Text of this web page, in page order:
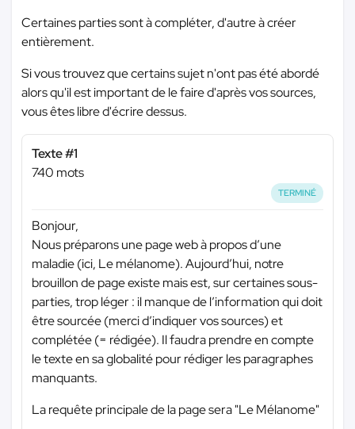
Certaines parties sont à compléter, d'autre à créer
entièrement.
Si vous trouvez que certains sujet n'ont pas été abordé
alors qu'il est important de le faire d'après vos sources,
vous êtes libre d'écrire dessus.
Texte #1
740 mots
TERMINÉ
Bonjour,
Nous préparons une page web à propos d’une
maladie (ici, Le mélanome). Aujourd’hui, notre
brouillon de page existe mais est, sur certaines sous-
parties, trop léger : il manque de l’information qui doit
être sourcée (merci d’indiquer vos sources) et
complétée (= rédigée). Il faudra prendre en compte
le texte en sa globalité pour rédiger les paragraphes
manquants.
La requête principale de la page sera "Le Mélanome"